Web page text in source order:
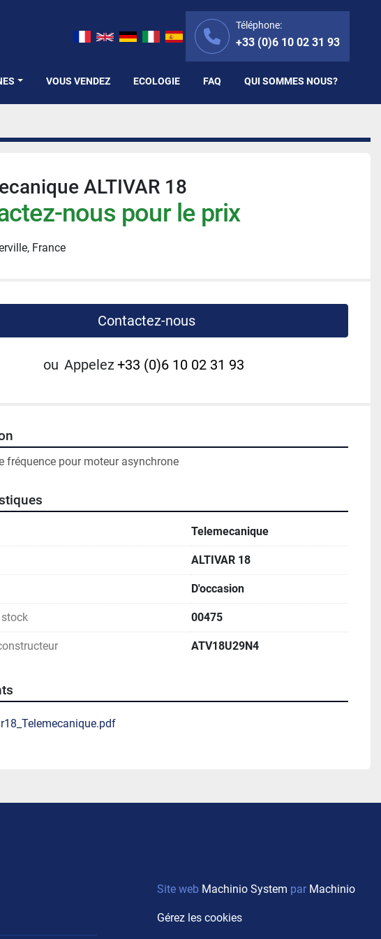
Téléphone:
+33 (0)6 10 02 31 93
VOUS VENDEZ ECOLOGIE FAQ QUI SOMMES NOUS?
ALTIVAR 18
nous pour le prix
France
Contactez-nous
ou Appelez+33 (0)6 10 02 31 93
fréquence pour moteur asynchrone
Telemecanique
ALTIVAR 18
D'occasion
00475
ATV18U29N4
Site web Machinio System par Machinio
Gérez les cookies